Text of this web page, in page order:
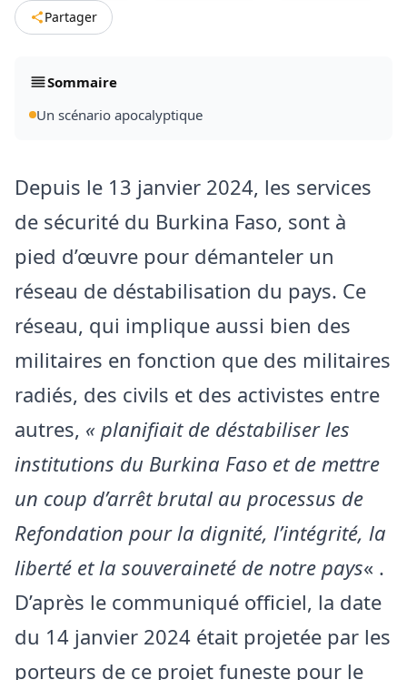
Partager
Sommaire
Un scénario apocalyptique
Depuis le 13 janvier 2024, les services
de sécurité du Burkina Faso, sont à
pied d’œuvre pour démanteler un
réseau de déstabilisation du pays. Ce
réseau, qui implique aussi bien des
militaires en fonction que des militaires
radiés, des civils et des activistes entre
autres, « planifiait de déstabiliser les
institutions du Burkina Faso et de mettre
un coup d’arrêt brutal au processus de
Refondation pour la dignité, l’intégrité, la
liberté et la souveraineté de notre pays« .
D’après le communiqué officiel, la date
du 14 janvier 2024 était projetée par les
porteurs de ce projet funeste pour le